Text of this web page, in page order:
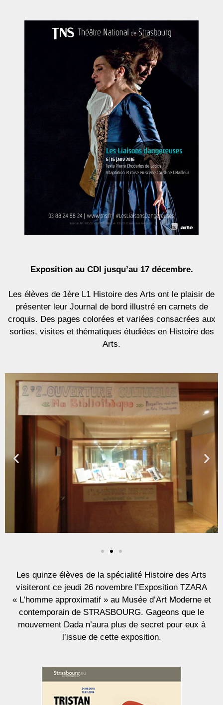
Exposition au CDI jusqu’au 17 décembre.
Les élèves de 1ère L1 Histoire des Arts ont le plaisir de
présenter leur Journal de bord illustré en carnets de
croquis. Des pages colorées et variées consacrées aux
sorties, visites et thématiques étudiées en Histoire des
Arts.
Les quinze élèves de la spécialité Histoire des Arts
visiteront ce jeudi 26 novembre l’Exposition TZARA
« L’homme approximatif » au Musée d’Art Moderne et
contemporain de STRASBOURG. Gageons que le
mouvement Dada n’aura plus de secret pour eux à
l’issue de cette exposition.